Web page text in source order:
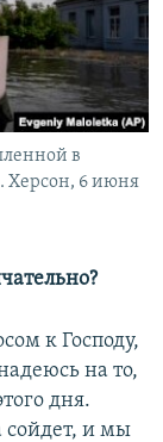
в
Херсон, 6 июня
к Господу,
на то,
дня.
сойдет, и мы